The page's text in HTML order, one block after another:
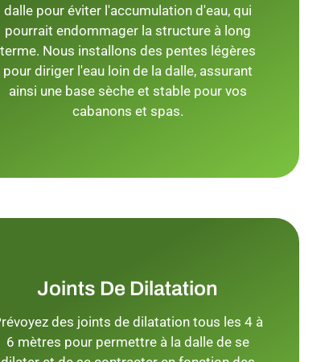
dalle pour éviter l'accumulation d'eau, qui
pourrait endommager la structure à long
terme. Nous installons des pentes légères
pour diriger l'eau loin de la dalle, assurant
ainsi une base sèche et stable pour vos
cabanons et spas.
Joints De Dilatation
des joints de dilatation tous les 4 à
6 mètres pour permettre à la dalle de se